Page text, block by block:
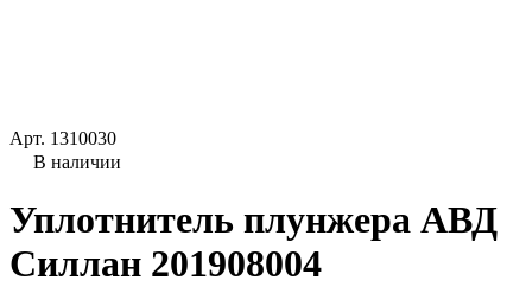
Арт. 1310030
В наличии
Уплотнитель плунжера АВД
Силлан 201908004